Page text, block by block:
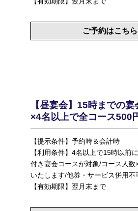
ご予約はこちら
【昼宴会】15時までの宴
×4名以上で全コース500
【提示条件】予約時＆会計時
【利用条件】4名以上で15時以前
付き宴会コースが対象/コース人数
いたします/他券・サービス併用不
【有効期限】翌月末まで